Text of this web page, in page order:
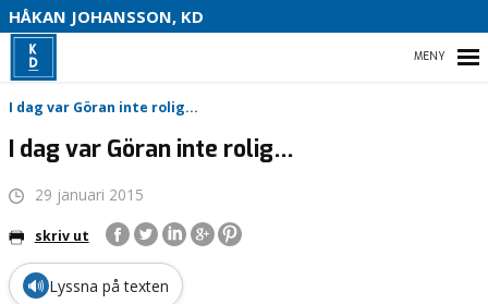
HÅKAN JOHANSSON, KD
HEM
HEM
I dag var Göran inte rolig...
I dag var Göran inte rolig…
29 januari 2015
skriv ut
🔊 Lyssna på texten